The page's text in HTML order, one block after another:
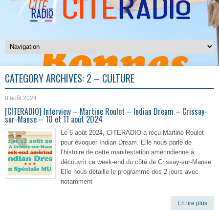
CATEGORY ARCHIVES: 2 – CULTURE
8 août 2024
[CITERADIO] Interview – Martine Roulet – Indian Dream – Crissay-
sur-Manse – 10 et 11 août 2024
Le 6 août 2024, CITERADIO a reçu Martine Roulet
pour évoquer Indian Dream. Elle nous parle de
l’histoire de cette manifestation amérindienne à
découvrir ce week-end du côté de Crissay-sur-Manse.
Elle nous détaille le programme des 2 jours avec
notamment
En lire plus